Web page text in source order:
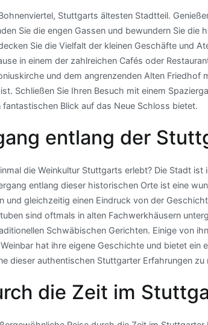
Stuttgarts ältesten Stadtteil.
Sie die engen Gassen und bewundern Sie die
Sie die Vielfalt der kleinen Geschäfte und
in einem der zahlreichen Cafés oder
und dem angrenzenden Alten Friedhof
Schließen Sie Ihren Besuch mit einem
fantastischen Blick auf das Neue Schloss bietet.
entlang der
die Weinkultur Stuttgarts erlebt? Die Stadt
entlang dieser historischen Orte ist eine
und gleichzeitig einen Eindruck von der
sind oftmals in alten Fachwerkhäusern
Schwäbischen Gerichten. Einige von
hat ihre eigene Geschichte und bietet ein
dieser authentischen Stuttgarter Erfahrungen zu
die Zeit im